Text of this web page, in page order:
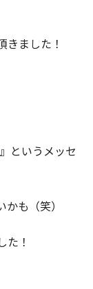
ました！
というメッセ
も（笑）
た！